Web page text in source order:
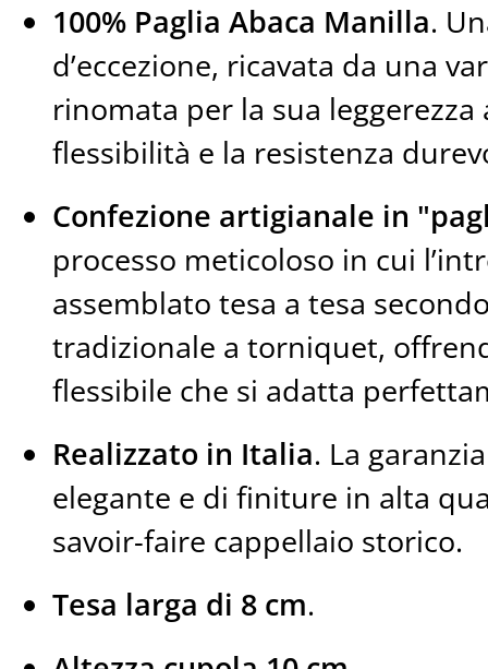
100% Paglia Abaca Manilla.
d’eccezione, ricavata da una
rinomata per la sua leggerezza
flessibilità e la resistenza
Confezione artigianale in
processo meticoloso in cui
assemblato tesa a tesa
tradizionale a torniquet,
flessibile che si adatta
Realizzato in Italia. La
elegante e di finiture in alta
savoir-faire cappellaio storico.
Tesa larga di 8 cm.